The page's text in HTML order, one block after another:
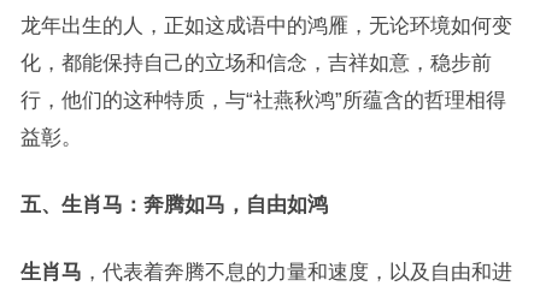
龙年出生的人，正如这成语中的鸿雁，无论环境如何变
化，都能保持自己的立场和信念，吉祥如意，稳步前
行，他们的这种特质，与“社燕秋鸿”所蕴含的哲理相得
益彰。
五、生肖马：奔腾如马，自由如鸿
生肖马 ，代表着奔腾不息的力量和速度，以及自由和进